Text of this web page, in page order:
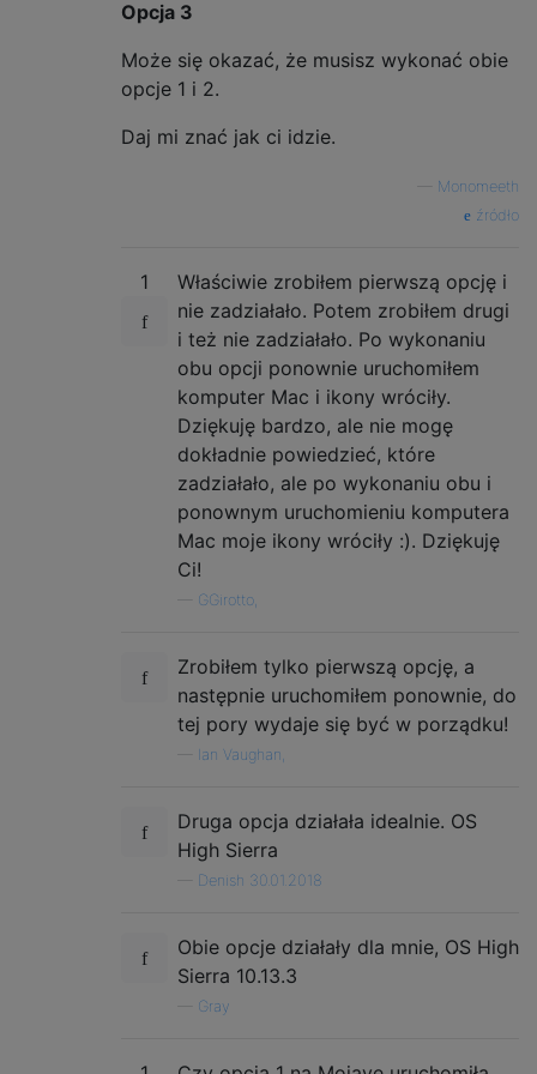
Opcja 3
Może się okazać, że musisz wykonać obie
opcje 1 i 2.
Daj mi znać jak ci idzie.
Monomeeth
źródło
1
Właściwie zrobiłem pierwszą opcję i
nie zadziałało. Potem zrobiłem drugi
i też nie zadziałało. Po wykonaniu
obu opcji ponownie uruchomiłem
komputer Mac i ikony wróciły.
Dziękuję bardzo, ale nie mogę
dokładnie powiedzieć, które
zadziałało, ale po wykonaniu obu i
ponownym uruchomieniu komputera
Mac moje ikony wróciły :). Dziękuję
Ci!
GGirotto,
Zrobiłem tylko pierwszą opcję, a
następnie uruchomiłem ponownie, do
tej pory wydaje się być w porządku!
Ian Vaughan,
Druga opcja działała idealnie. OS
High Sierra
Denish 30.01.2018
Obie opcje działały dla mnie, OS High
Sierra 10.13.3
Gray